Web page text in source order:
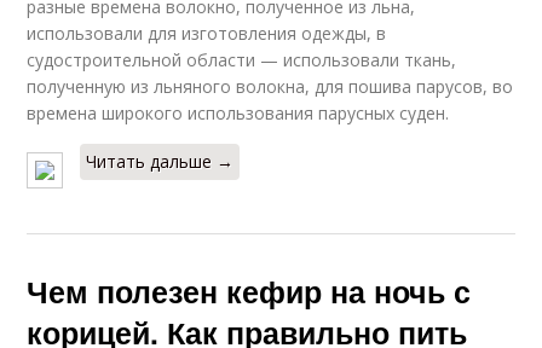
разные времена волокно, полученное из льна,
использовали для изготовления одежды, в
судостроительной области — использовали ткань,
полученную из льняного волокна, для пошива парусов, во
времена широкого использования парусных суден.
Читать дальше →
Чем полезен кефир на ночь с
корицей. Как правильно пить